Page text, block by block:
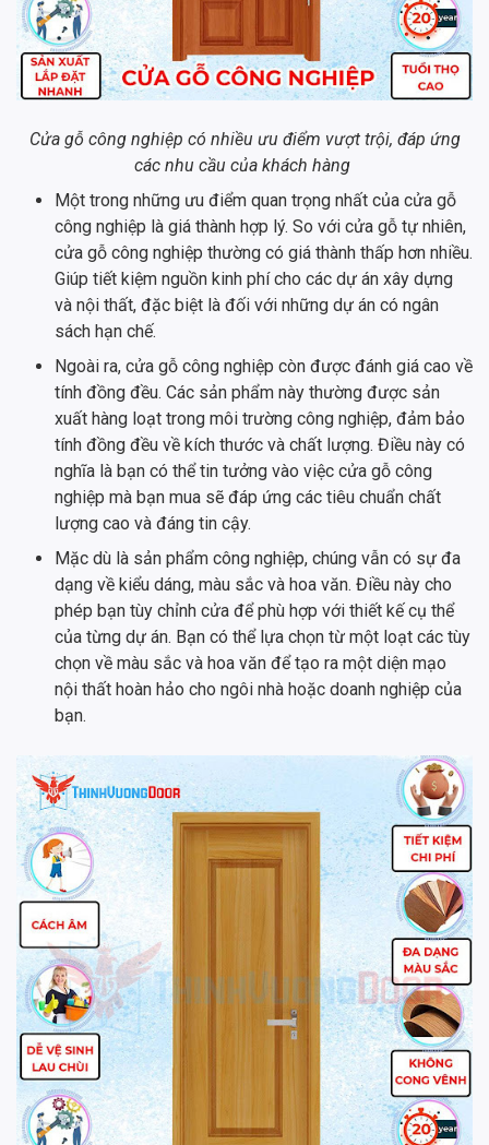
Cửa gỗ công nghiệp có nhiều ưu điểm vượt trội, đáp ứng
các nhu cầu của khách hàng
Một trong những ưu điểm quan trọng nhất của cửa gỗ
công nghiệp là giá thành hợp lý. So với cửa gỗ tự nhiên,
cửa gỗ công nghiệp thường có giá thành thấp hơn nhiều.
Giúp tiết kiệm nguồn kinh phí cho các dự án xây dựng
và nội thất, đặc biệt là đối với những dự án có ngân
sách hạn chế.
Ngoài ra, cửa gỗ công nghiệp còn được đánh giá cao về
tính đồng đều. Các sản phẩm này thường được sản
xuất hàng loạt trong môi trường công nghiệp, đảm bảo
tính đồng đều về kích thước và chất lượng. Điều này có
nghĩa là bạn có thể tin tưởng vào việc cửa gỗ công
nghiệp mà bạn mua sẽ đáp ứng các tiêu chuẩn chất
lượng cao và đáng tin cậy.
Mặc dù là sản phẩm công nghiệp, chúng vẫn có sự đa
dạng về kiểu dáng, màu sắc và hoa văn. Điều này cho
phép bạn tùy chỉnh cửa để phù hợp với thiết kế cụ thể
của từng dự án. Bạn có thể lựa chọn từ một loạt các tùy
chọn về màu sắc và hoa văn để tạo ra một diện mạo
nội thất hoàn hảo cho ngôi nhà hoặc doanh nghiệp của
bạn.